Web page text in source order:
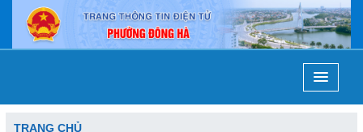
TRANG CHỦ